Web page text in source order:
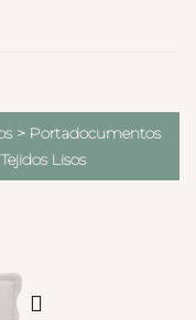
> Portadocumentos
Lisos